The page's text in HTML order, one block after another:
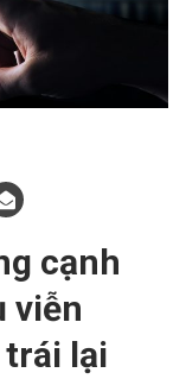
cạnh
viễn
lại